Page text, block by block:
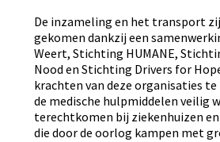
De inzameling en het transport
gekomen dankzij een
Weert, Stichting HUMANE,
Nood en Stichting Drivers for
krachten van deze organisaties
de medische hulpmiddelen veilig
terechtkomen bij ziekenhuizen
die door de oorlog kampen met